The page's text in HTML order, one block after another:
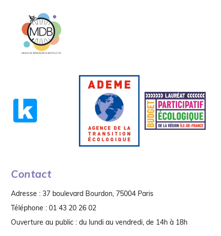
Contact
Adresse : 37 boulevard Bourdon, 75004 Paris
Téléphone : 01 43 20 26 02
Ouverture au public : du lundi au vendredi, de 14h à 18h